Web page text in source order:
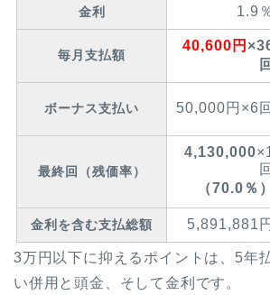
金利 1.9
毎月支払額
40,600円
回
ボーナス支払い 50,000円×6回
最終回（残価率）
4,130,000
回
（70.0 ％）
金利を含む支払総額 5,891,881円
3万円以下に抑えるポイントは、5年
い併用と頭金、そして金利です。